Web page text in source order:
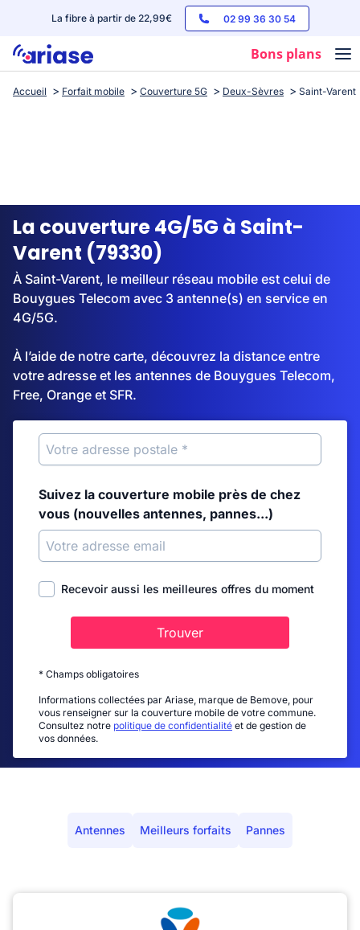
La fibre à partir de 22,99€ 02 99 36 30 54
Bons plans
Box internet
Streaming
Accueil Forfait mobile Couverture 5G Deux-Sèvres Saint-Varent
La couverture 4G/5G à Saint-
Varent (79330)
À Saint-Varent, le meilleur réseau mobile est celui de
Bouygues Telecom avec 3 antenne(s) en service en
4G/5G.
À l’aide de notre carte, découvrez la distance entre
votre adresse et les antennes de Bouygues Telecom,
Free, Orange et SFR.
Suivez la couverture mobile près de chez
vous (nouvelles antennes, pannes...)
Recevoir aussi les meilleures offres du moment
Trouver
* Champs obligatoires
Informations collectées par Ariase, marque de Bemove, pour
vous renseigner sur la couverture mobile de votre commune.
Consultez notre politique de confidentialité et de gestion de
vos données.
Antennes Meilleurs forfaits Pannes